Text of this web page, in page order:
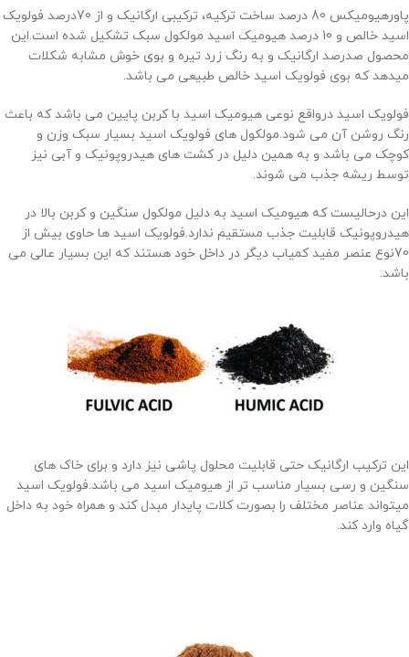
پاورهیومیکس 80 درصد ساخت ترکیه، ترکیبی ارگانیک و از 70درصد فولویک
اسید خالص و 10 درصد هیومیک اسید مولکول سبک تشکیل شده است.این
محصول صدرصد ارگانیک و به رنگ زرد تیره و بوی خوش مشابه شکلات
میدهد که بوی فولویک اسید خالص طبیعی می باشد.
فولویک اسید درواقع نوعی هیومیک اسید با کربن پایین می باشد که باعث
رنگ روشن آن می شود.مولکول های فولویک اسید بسیار سبک وزن و
کوچک می باشد و به همین دلیل در کشت های هیدروپونیک و آبی نیز
توسط ریشه جذب می شوند.
این درحالیست که هیومیک اسید به دلیل مولکول سنگین و کربن بالا در
هیدروپونیک قابلیت جذب مستقیم ندارد.فولویک اسید ها حاوی بیش از
70نوع عنصر مفید کمیاب دیگر در داخل خود هستند که این بسیار عالی می
باشد.
این ترکیب ارگانیک حتی قابلیت محلول پاشی نیز دارد و برای خاک های
سنگین و رسی بسیار مناسب تر از هیومیک اسید می باشد.فولویک اسید
میتواند عناصر مختلف را بصورت کلات پایدار مبدل کند و همراه خود به داخل
گیاه وارد کند.